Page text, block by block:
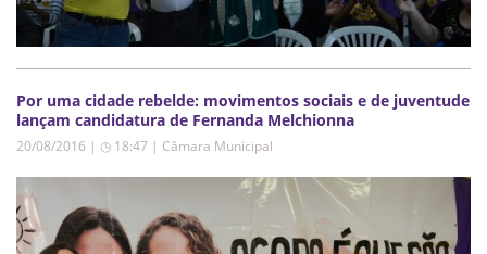
Por uma cidade rebelde: movimentos sociais e de juventude
lançam candidatura de Fernanda Melchionna
20/08/2016 | ◷ 18:47 | Câmara Municipal